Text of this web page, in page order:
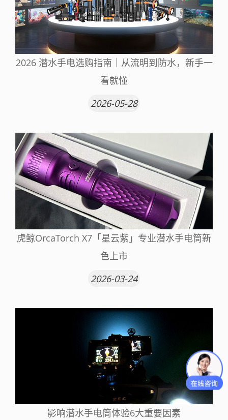
2026 潜水手电选购指南｜从流明到防水，新手一
看就懂
2026-05-28
虎鲸OrcaTorch X7「星云紫」专业潜水手电筒新
色上市
2026-03-24
影响潜水手电筒体验6大重要因素